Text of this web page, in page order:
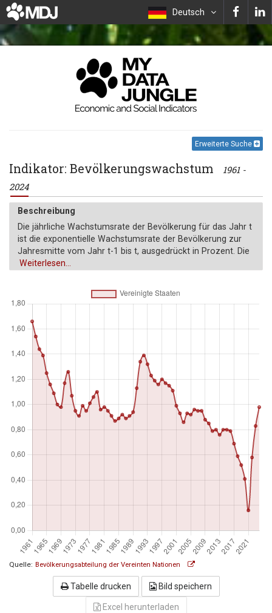
Deutsch
Erweiterte Suche
Indikator: Bevölkerungswachstum
1961 -
2024
Beschreibung
Die jährliche Wachstumsrate der Bevölkerung für das Jahr t
ist die exponentielle Wachstumsrate der Bevölkerung zur
Jahresmitte vom Jahr t-1 bis t, ausgedrückt in Prozent. Die
Bevölkerung basiert auf der de facto Definition der
rechtlichen Status oder der Staatsbürgerschaft zählt.
Maßeinheit
Weiterlesen...
Quelle: Bevölkerungsabteilung der Vereinten Nationen
Tabelle drucken Bild speichern
Excel herunterladen